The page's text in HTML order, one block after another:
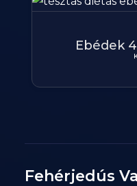
Ebédek
Fehérjedús